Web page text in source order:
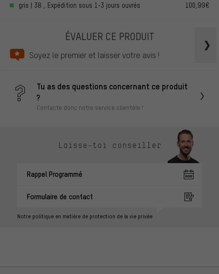
gris | 38 , Expédition sous 1-3 jours ouvrés
100,99€
ÉVALUER CE PRODUIT
Soyez le premier et laisser votre avis !
Tu as des questions concernant ce produit
?
Contacte donc notre service clientèle !
Laisse-toi conseiller
Rappel Programmé
Formulaire de contact
Notre politique en matière de protection de la vie privée